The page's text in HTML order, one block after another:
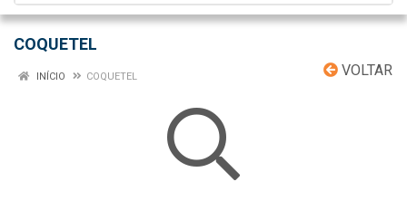
COQUETEL
VOLTAR
INÍCIO COQUETEL